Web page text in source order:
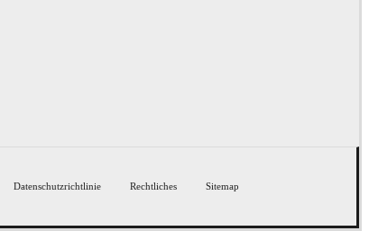
Datenschutzrichtlinie Rechtliches Sitemap